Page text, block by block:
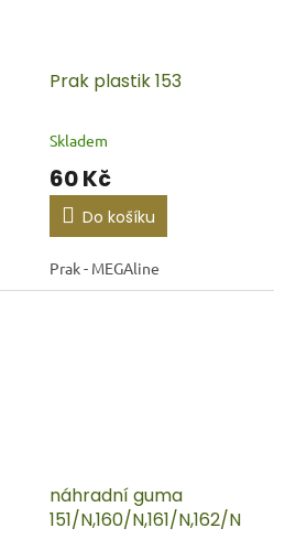
Prak plastik 153
Skladem
60 Kč
Do košíku
Prak - MEGAline
náhradní guma
151/N,160/N,161/N,162/N